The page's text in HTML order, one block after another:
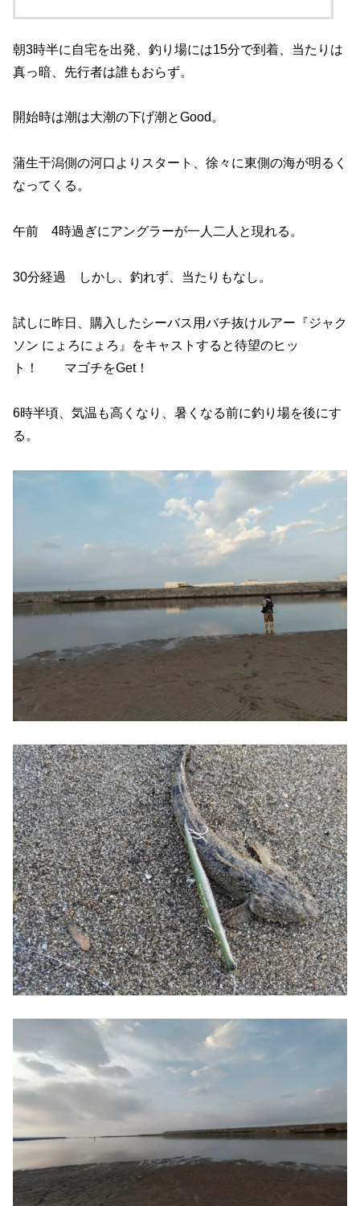
朝3時半に自宅を出発、釣り場には15分で到着、当たりは
真っ暗、先行者は誰もおらず。
開始時は潮は大潮の下げ潮とGood。
蒲生干潟側の河口よりスタート、徐々に東側の海が明るく
なってくる。
午前 4時過ぎにアングラーが一人二人と現れる。
30分経過 しかし、釣れず、当たりもなし。
試しに昨日、購入したシーバス用バチ抜けルアー『ジャク
ソン にょろにょろ』をキャストすると待望のヒッ
ト！ マゴチをGet！
6時半頃、気温も高くなり、暑くなる前に釣り場を後にす
る。